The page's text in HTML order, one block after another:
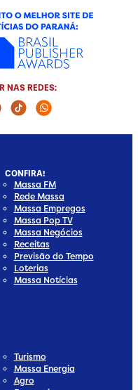
NAS REDES:
MediaMedia
Social Media
Twitter Social Media
Tiktok Social Media
Whatsapp
CONFIRA!
Massa FM
Rede Massa
Massa Empregos
Massa Pop TV
Massa Negócios
Receitas
Previsão do Tempo
Loterias
Massa Notícias
Turismo
Massa Energia
Agro